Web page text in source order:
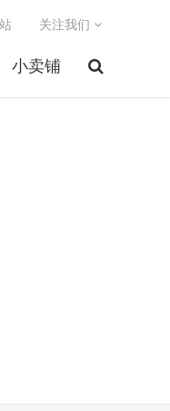
小卖铺
关注我们